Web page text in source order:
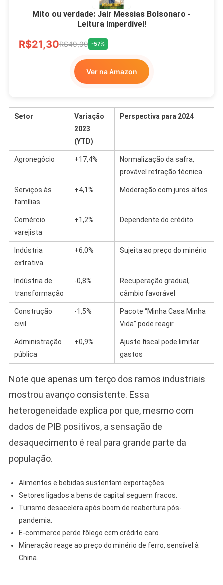
Mito ou verdade: Jair Messias Bolsonaro -
Leitura Imperdível!
R$21,30R$49,99 -57%
Ver na Amazon
Setor
Variação
2023
(YTD)
Perspectiva para 2024
Agronegócio +17,4%
Normalização da safra,
provável retração técnica
Serviços às
famílias
+4,1% Moderação com juros altos
Comércio
varejista
+1,2% Dependente do crédito
Indústria
extrativa
+6,0% Sujeita ao preço do minério
Indústria de
transformação
-0,8%
Recuperação gradual,
câmbio favorável
Construção
civil
-1,5%
Pacote “Minha Casa Minha
Vida” pode reagir
Administração
pública
+0,9%
Ajuste fiscal pode limitar
gastos
Note que apenas um terço dos ramos industriais
mostrou avanço consistente. Essa
heterogeneidade explica por que, mesmo com
dados de PIB positivos, a sensação de
desaquecimento é real para grande parte da
população.
Alimentos e bebidas sustentam exportações.
Setores ligados a bens de capital seguem fracos.
Turismo desacelera após boom de reabertura pós-
pandemia.
E-commerce perde fôlego com crédito caro.
Mineração reage ao preço do minério de ferro, sensível à
China.